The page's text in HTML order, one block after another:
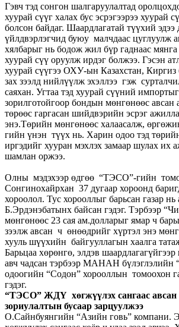
Гэвч тэд сонгон шалгаруулалтад
хуурай сүүг халах бус эсрэгээрээ хуурай
болсон байдаг. Шаардлагатай түүхий эдээ
үйлдвэрлэгчид буюу малчдаас цуглуулж
хялбарыг нь бодож жил бүр гаднаас
хуурай сүү оруулж ирдэг болжээ. Гэсэн
хуурай сүүгээ ОХУ-ын Казахстан,
зах зээлд нийлүүлж эхэллээ гэж
саяхан. Угтаа тэд хуурай сүүний
зорилготойгоор бондын мөнгөнөөс авсан
төрөөс гаргасан шийдвэрийн эсрэг
энэ.Төрийн мөнгөнөөс халаасалж,
гийн үнэн түүх нь. Харин одоо тэд
иргэдийг хууран мэхлэх замаар шулах их
шамлан оржээ.
Олны мэдэхээр өдгөө “ТЭСО”-гийн
Сонгинохайрхан 37 дугаар хороонд
хороолол. Тус хорооллыг барьсан газар
Б.Эрдэнэбатынх байсан гэдэг. Тэрбээр
мөнгөнөөс 23 сая ам.долларыг ямар ч
зээлж авсан ч өнөөдрийг хүртэл энэ
хууль шүүхийн байгууллагын хаалга
Барьцаа хөрөнгө, элдэв
авч чадсан тэрбээр МАНАН
одоогийн “Содон” хорооллын томоохон
гэдэг.
“ТЭСО” ЖДҮ хөгжүүлэх сангаас авсан
зориулалтын бусаар зарцуулжээ
О.Сайнбуянгийн “Азийн говь”